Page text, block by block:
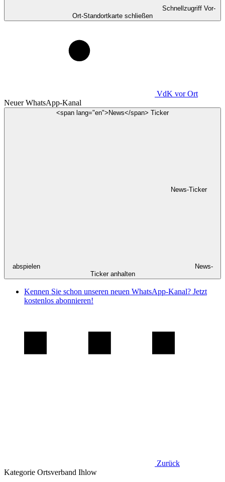
Schnellzugriff Vor-
Ort-Standortkarte schließen
VdK vor Ort
Neuer WhatsApp-Kanal
<span lang="en">News</span> Ticker
News-Ticker
abspielen
News-
Ticker anhalten
Kennen Sie schon unseren neuen WhatsApp-Kanal? Jetzt
kostenlos abonnieren!
Zurück
Kategorie Ortsverband Ihlow